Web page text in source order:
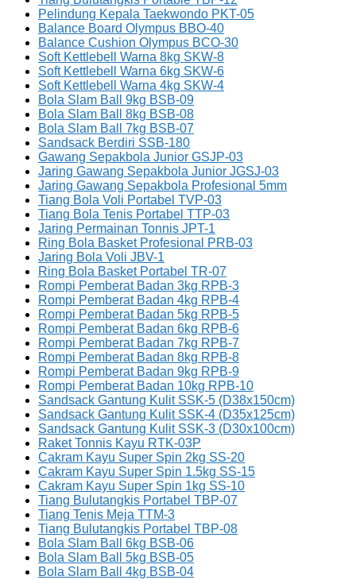
Pelindung Kepala Taekwondo PKT-05
Balance Board Olympus BBO-40
Balance Cushion Olympus BCO-30
Soft Kettlebell Warna 8kg SKW-8
Soft Kettlebell Warna 6kg SKW-6
Soft Kettlebell Warna 4kg SKW-4
Bola Slam Ball 9kg BSB-09
Bola Slam Ball 8kg BSB-08
Bola Slam Ball 7kg BSB-07
Sandsack Berdiri SSB-180
Gawang Sepakbola Junior GSJP-03
Jaring Gawang Sepakbola Junior JGSJ-03
Jaring Gawang Sepakbola Profesional 5mm
Tiang Bola Voli Portabel TVP-03
Tiang Bola Tenis Portabel TTP-03
Jaring Permainan Tonnis JPT-1
Ring Bola Basket Profesional PRB-03
Jaring Bola Voli JBV-1
Ring Bola Basket Portabel TR-07
Rompi Pemberat Badan 3kg RPB-3
Rompi Pemberat Badan 4kg RPB-4
Rompi Pemberat Badan 5kg RPB-5
Rompi Pemberat Badan 6kg RPB-6
Rompi Pemberat Badan 7kg RPB-7
Rompi Pemberat Badan 8kg RPB-8
Rompi Pemberat Badan 9kg RPB-9
Rompi Pemberat Badan 10kg RPB-10
Sandsack Gantung Kulit SSK-5 (D38x150cm)
Sandsack Gantung Kulit SSK-4 (D35x125cm)
Sandsack Gantung Kulit SSK-3 (D30x100cm)
Raket Tonnis Kayu RTK-03P
Cakram Kayu Super Spin 2kg SS-20
Cakram Kayu Super Spin 1.5kg SS-15
Cakram Kayu Super Spin 1kg SS-10
Tiang Bulutangkis Portabel TBP-07
Tiang Tenis Meja TTM-3
Tiang Bulutangkis Portabel TBP-08
Bola Slam Ball 6kg BSB-06
Bola Slam Ball 5kg BSB-05
Bola Slam Ball 4kg BSB-04